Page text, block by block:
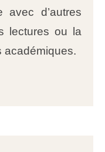
avec d’autres
lectures ou la
académiques.